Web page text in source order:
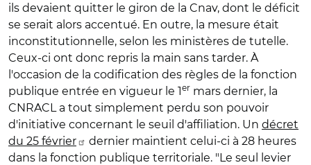
ils devaient quitter le giron de la Cnav, dont le déficit
se serait alors accentué. En outre, la mesure était
inconstitutionnelle, selon les ministères de tutelle.
Ceux-ci ont donc repris la main sans tarder. À
l'occasion de la codification des règles de la fonction
publique entrée en vigueur le 1er mars dernier, la
CNRACL a tout simplement perdu son pouvoir
d'initiative concernant le seuil d'affiliation. Un décret
du 25 février
dernier maintient celui-ci à 28 heures
dans la fonction publique territoriale. "Le seul levier